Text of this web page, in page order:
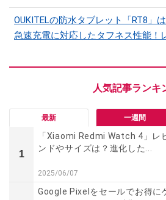
OUKITELの防水タブレット「RT8」
急速充電に対応したタフネス性能！
最新 一週間
1
「Xiaomi Redmi Watch 4」レ
ンドやサイズは？進化した...
2025/06/07
Google Pixelをセールでお得に